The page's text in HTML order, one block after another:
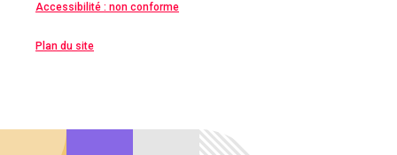
Accessibilité : non conforme
Plan du site